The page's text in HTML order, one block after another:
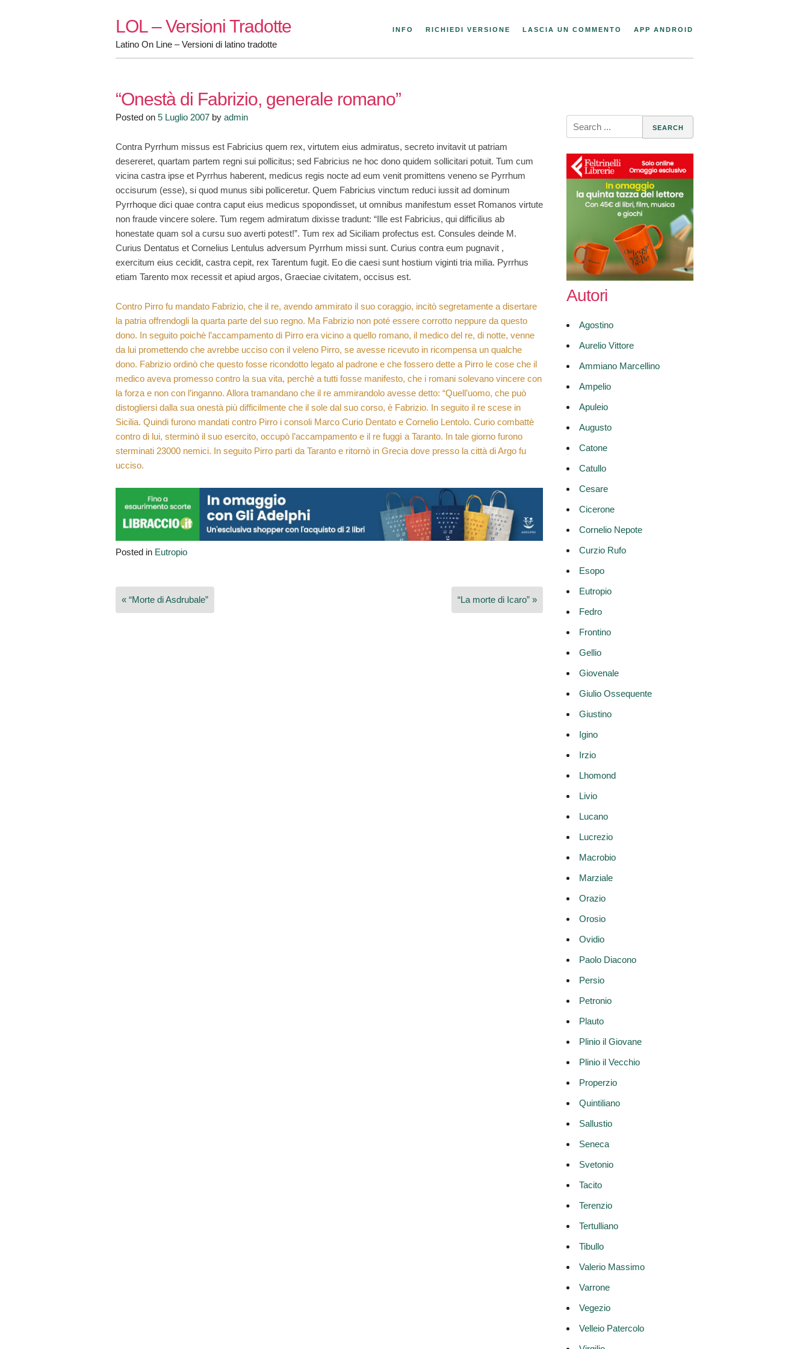
LOL – Versioni Tradotte
Latino On Line – Versioni di latino tradotte
INFO RICHIEDI VERSIONE LASCIA UN COMMENTO APP ANDROID
“Onestà di Fabrizio, generale romano”
Posted on 5 Luglio 2007 by admin
Contra Pyrrhum missus est Fabricius quem rex, virtutem eius admiratus, secreto invitavit ut patriam
desereret, quartam partem regni sui pollicitus; sed Fabricius ne hoc dono quidem sollicitari potuit. Tum cum
vicina castra ipse et Pyrrhus haberent, medicus regis nocte ad eum venit promittens veneno se Pyrrhum
occisurum (esse), si quod munus sibi polliceretur. Quem Fabricius vinctum reduci iussit ad dominum
Pyrrhoque dici quae contra caput eius medicus spopondisset, ut omnibus manifestum esset Romanos virtute
non fraude vincere solere. Tum regem admiratum dixisse tradunt: “Ille est Fabricius, qui difficilius ab
honestate quam sol a cursu suo averti potest!”. Tum rex ad Siciliam profectus est. Consules deinde M.
Curius Dentatus et Cornelius Lentulus adversum Pyrrhum missi sunt. Curius contra eum pugnavit ,
exercitum eius cecidit, castra cepit, rex Tarentum fugit. Eo die caesi sunt hostium viginti tria milia. Pyrrhus
etiam Tarento mox recessit et apiud argos, Graeciae civitatem, occisus est.
Contro Pirro fu mandato Fabrizio, che il re, avendo ammirato il suo coraggio, incitò segretamente a disertare
la patria offrendogli la quarta parte del suo regno. Ma Fabrizio non poté essere corrotto neppure da questo
dono. In seguito poichè l’accampamento di Pirro era vicino a quello romano, il medico del re, di notte, venne
da lui promettendo che avrebbe ucciso con il veleno Pirro, se avesse ricevuto in ricompensa un qualche
dono. Fabrizio ordinò che questo fosse ricondotto legato al padrone e che fossero dette a Pirro le cose che il
medico aveva promesso contro la sua vita, perchè a tutti fosse manifesto, che i romani solevano vincere con
la forza e non con l’inganno. Allora tramandano che il re ammirandolo avesse detto: “Quell’uomo, che può
distogliersi dalla sua onestà più difficilmente che il sole dal suo corso, è Fabrizio. In seguito il re scese in
Sicilia. Quindi furono mandati contro Pirro i consoli Marco Curio Dentato e Cornelio Lentolo. Curio combattè
contro di lui, sterminò il suo esercito, occupò l’accampamento e il re fuggì a Taranto. In tale giorno furono
sterminati 23000 nemici. In seguito Pirro partì da Taranto e ritornò in Grecia dove presso la città di Argo fu
ucciso.
Posted in Eutropio
Navigazione
articoli
« “Morte di Asdrubale” “La morte di Icaro” »
Search
for:
Autori
Agostino
Aurelio Vittore
Ammiano Marcellino
Ampelio
Apuleio
Augusto
Catone
Catullo
Cesare
Cicerone
Cornelio Nepote
Curzio Rufo
Esopo
Eutropio
Fedro
Frontino
Gellio
Giovenale
Giulio Ossequente
Giustino
Igino
Irzio
Lhomond
Livio
Lucano
Lucrezio
Macrobio
Marziale
Orazio
Orosio
Ovidio
Paolo Diacono
Persio
Petronio
Plauto
Plinio il Giovane
Plinio il Vecchio
Properzio
Quintiliano
Sallustio
Seneca
Svetonio
Tacito
Terenzio
Tertulliano
Tibullo
Valerio Massimo
Varrone
Vegezio
Velleio Patercolo